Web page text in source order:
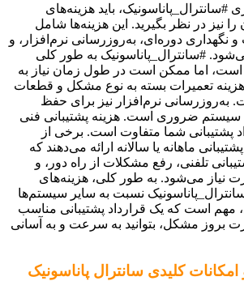
#سانترال_پاناسونیک، باید هزینه‌های
را نیز در نظر بگیرید. این هزینه‌ها شامل
و نگهداری دوره‌ای، به‌روزرسانی نرم‌افزار، و
#سانترال_پاناسونیک به طور کلی
است، اما ممکن است در طول زمان نیاز به
تعمیرات بسته به نوع مشکل و قطعات
به‌روزرسانی نرم‌افزار نیز برای حفظ
سیستم ضروری است. هزینه پشتیبانی فنی
پشتیبانی شما متفاوت است. برخی از
ماهانه یا سالانه ارائه می‌دهند که
تلفنی، رفع مشکلات از راه دور، و
نیاز می‌شود. به طور کلی، هزینه‌های
نسبت به سایر سیستم‌ها
مهم است که یک قرارداد پشتیبانی مناسب
بروز مشکل، بتوانید به سرعت و به آسانی
امکانات کلیدی سانترال پاناسونیک